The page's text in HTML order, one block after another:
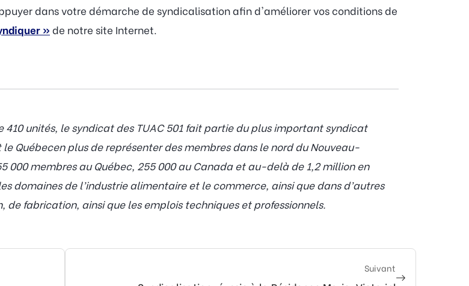
dans votre démarche de syndicalisation afin d'améliorer vos conditions de
» de notre site Internet.
unités, le syndicat des TUAC 501 fait partie du plus important syndicat
Québecen plus de représenter des membres dans le nord du Nouveau-
membres au Québec, 255 000 au Canada et au-delà de 1,2 million en
domaines de l’industrie alimentaire et le commerce, ainsi que dans d’autres
fabrication, ainsi que les emplois techniques et professionnels.
Suivant